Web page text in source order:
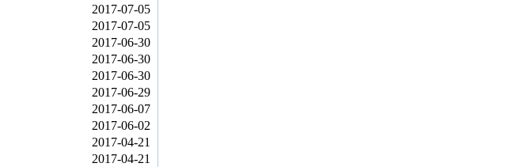
2017-07-05
2017-07-05
2017-06-30
2017-06-30
2017-06-30
2017-06-29
2017-06-07
2017-06-02
2017-04-21
2017-04-21